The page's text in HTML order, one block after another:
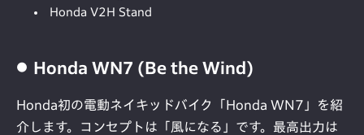
Honda V2H Stand
Honda WN7 (Be the Wind)
Honda初の電動ネイキッドバイク「Honda WN7」を紹
介します。コンセプトは「風になる」です。最高出力は